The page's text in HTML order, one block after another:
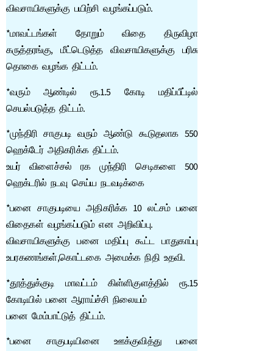
விவசாயிகளுக்கு பயிற்சி வழங்கப்படும்.
*மாவட்டங்கள் தோறும் விதை திருவிழா
கருத்தரங்கு, மீட்டெடுத்த விவசாயிகளுக்கு பரிசு
தொகை வழங்க திட்டம்.
*வரும் ஆண்டில் ரூ.1.5 கோடி மதிப்பீட்டில்
செயல்படுத்த திட்டம்.
*முந்திரி சாகுபடி வரும் ஆண்டு கூடுதலாக 550
ஹெக்டேர் அதிகரிக்க திட்டம்.
உயர் விளைச்சல் ரக முந்திரி செடிகளை 500
ஹெக்டரில் நடவு செய்ய நடவடிக்கை
*பனை சாகுபடியை அதிகரிக்க 10 லட்சம் பனை
விதைகள் வழங்கப்படும் என அறிவிப்பு.
விவசாயிகளுக்கு பனை மதிப்பு கூட்ட பாதுகாப்பு
உபரகணங்கள்,கொட்டகை அமைக்க நிதி உதவி.
*தூத்துக்குடி மாவட்டம் கிள்ளிகுளத்தில் ரூ.15
கோடியில் பனை ஆராய்ச்சி நிலையம்
பனை மேம்பாட்டுத் திட்டம்.
*பனை சாகுபடியினை ஊக்குவித்து பனை